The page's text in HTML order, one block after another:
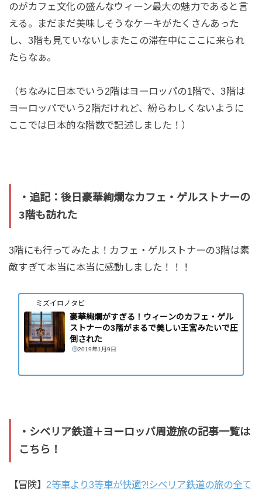
のがカフェ文化の盛んなウィーン最大の魅力であると言
える。まだまだ美味しそうなケーキがたくさんあった
し、3階も見ていないしまたこの滞在中にここに来られ
たらなぁ。
（ちなみに日本でいう2階はヨーロッパの1階で、3階は
ヨーロッパでいう2階だけれど、紛らわしくないように
ここでは日本的な階数で記述しました！）
・追記：後日豪華絢爛なカフェ・ゲルストナーの
3階も訪れた
3階にも行ってみたよ！カフェ・ゲルストナーの3階は素
敵すぎて本当に本当に感動しました！！！
ミズイロノタビ
豪華絢爛がすぎる！ウィーンのカフェ・ゲル
ストナーの3階がまるで美しい王宮みたいで圧
倒された
2019年1月9日
・シベリア鉄道＋ヨーロッパ周遊旅の記事一覧は
こちら！
【冒険】 2等車より3等車が快適?!シベリア鉄道の旅の全て